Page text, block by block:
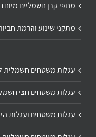
מנופי קרן חשמליים
מתקני שינוע והרמת
עגלות משטחים חשמלית
עגלות משטחים חצי
עגלות משטחים ועגלות